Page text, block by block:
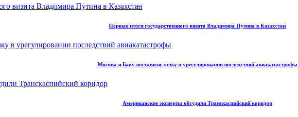
Первые итоги государственного визита Владимира Путина в Казахстан
Москва и Баку поставили точку в урегулировании последствий авиакатастрофы
Американские эксперты обсудили Транскаспийский коридор